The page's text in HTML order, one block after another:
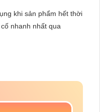
khi sản phẩm hết thời
nhanh nhất qua